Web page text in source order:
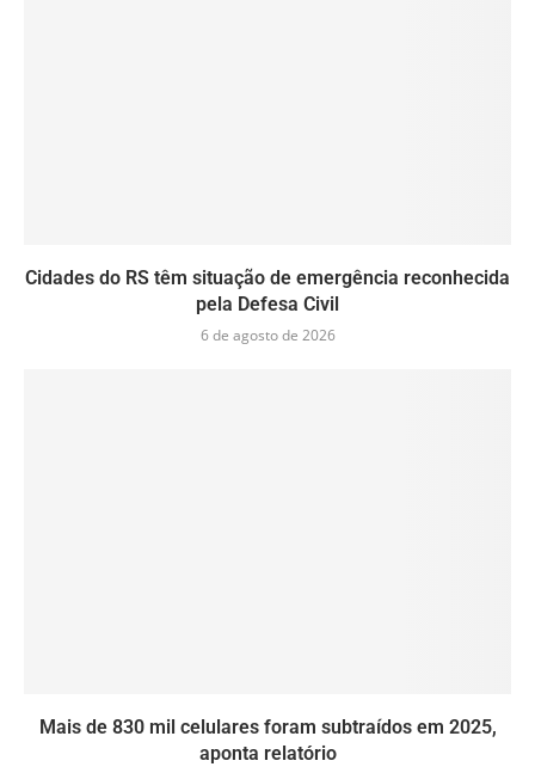
Cidades do RS têm situação de emergência reconhecida
pela Defesa Civil
6 de agosto de 2026
Mais de 830 mil celulares foram subtraídos em 2025,
aponta relatório